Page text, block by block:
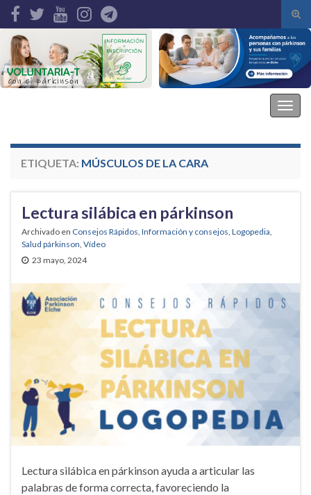
de
Search for:
ETIQUETA: MÚSCULOS DE LA CARA
Lectura silábica en párkinson
Archivado en Consejos Rápidos, Información y consejos, Logopedia,
Salud párkinson, Vídeo
23 mayo, 2024
Lectura silábica en párkinson ayuda a articular las
palabras de forma correcta, favoreciendo la